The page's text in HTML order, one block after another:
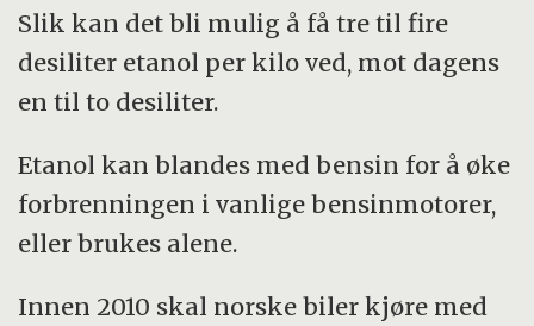
Slik kan det bli mulig å få tre til fire
desiliter etanol per kilo ved, mot dagens
en til to desiliter.
Etanol kan blandes med bensin for å øke
forbrenningen i vanlige bensinmotorer,
eller brukes alene.
Innen 2010 skal norske biler kjøre med